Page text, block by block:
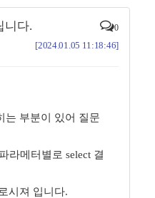
니다. 0
[2024.01.05 11:18:46]
는 부분이 있어 질문
라메터별로 select 결
시져 입니다.